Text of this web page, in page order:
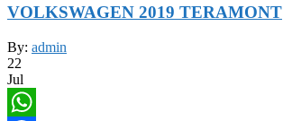
VOLKSWAGEN 2019 TERAMONT
By: admin
22
Jul